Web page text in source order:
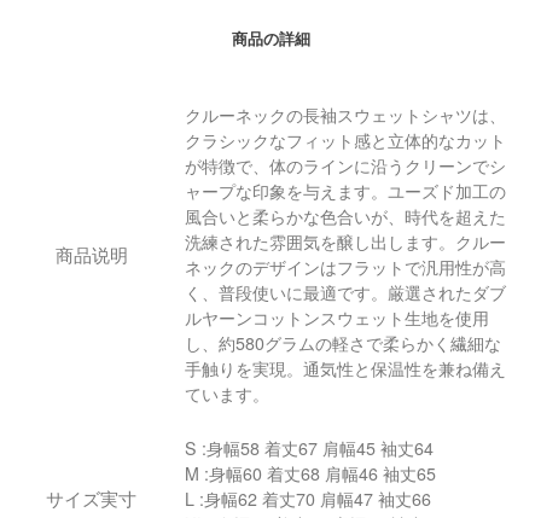
商品の詳細
商品说明
クルーネックの長袖スウェットシャツは、
クラシックなフィット感と立体的なカット
が特徴で、体のラインに沿うクリーンでシ
ャープな印象を与えます。ユーズド加工の
風合いと柔らかな色合いが、時代を超えた
洗練された雰囲気を醸し出します。クルー
ネックのデザインはフラットで汎用性が高
く、普段使いに最適です。厳選されたダブ
ルヤーンコットンスウェット生地を使用
し、約580グラムの軽さで柔らかく繊細な
手触りを実現。通気性と保温性を兼ね備え
ています。
サイズ実寸
S :身幅58 着丈67 肩幅45 袖丈64
M :身幅60 着丈68 肩幅46 袖丈65
L :身幅62 着丈70 肩幅47 袖丈66